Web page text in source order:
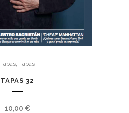
Tapas, Tapas
TAPAS 32
10,00 €